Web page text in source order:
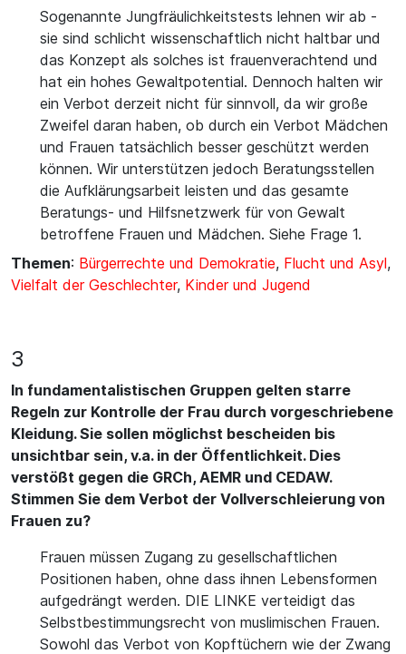
Sogenannte Jungfräulichkeitstests lehnen wir ab -
sie sind schlicht wissenschaftlich nicht haltbar und
das Konzept als solches ist frauenverachtend und
hat ein hohes Gewaltpotential. Dennoch halten wir
ein Verbot derzeit nicht für sinnvoll, da wir große
Zweifel daran haben, ob durch ein Verbot Mädchen
und Frauen tatsächlich besser geschützt werden
können. Wir unterstützen jedoch Beratungsstellen
die Aufklärungsarbeit leisten und das gesamte
Beratungs- und Hilfsnetzwerk für von Gewalt
betroffene Frauen und Mädchen. Siehe Frage 1.
Themen: Bürgerrechte und Demokratie, Flucht und Asyl,
Vielfalt der Geschlechter, Kinder und Jugend
3
In fundamentalistischen Gruppen gelten starre
Regeln zur Kontrolle der Frau durch vorgeschriebene
Kleidung. Sie sollen möglichst bescheiden bis
unsichtbar sein, v.a. in der Öffentlichkeit. Dies
verstößt gegen die GRCh, AEMR und CEDAW.
Stimmen Sie dem Verbot der Vollverschleierung von
Frauen zu?
Frauen müssen Zugang zu gesellschaftlichen
Positionen haben, ohne dass ihnen Lebensformen
aufgedrängt werden. DIE LINKE verteidigt das
Selbstbestimmungsrecht von muslimischen Frauen.
Sowohl das Verbot von Kopftüchern wie der Zwang